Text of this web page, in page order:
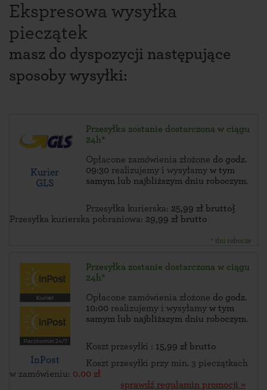
Ekspresowa wysyłka
pieczątek
masz do dyspozycji następujące
sposoby wysyłki:
Kurier
GLS
Przesyłka zostanie dostarczona w ciągu
24h*
Opłacone zamówienia złożone do godz.
09:30 realizujemy i wysyłamy w tym
samym lub najbliższym dniu roboczym.
Przesyłka kurierska: 25,99 zł brutto}
Przesyłka kurierska pobraniowa: 29,99 zł brutto
* dni robocze
InPost
Przesyłka zostanie dostarczona w ciągu
24h*
Opłacone zamówienia złożone do godz.
10:00 realizujemy i wysyłamy w tym
samym lub najbliższym dniu roboczym.
Koszt przesyłki : 15,99 zł brutto
Koszt przesyłki przy min. 3 pieczątkach
w zamówieniu: 0.00 zł
sprawdź regulamin promocji »